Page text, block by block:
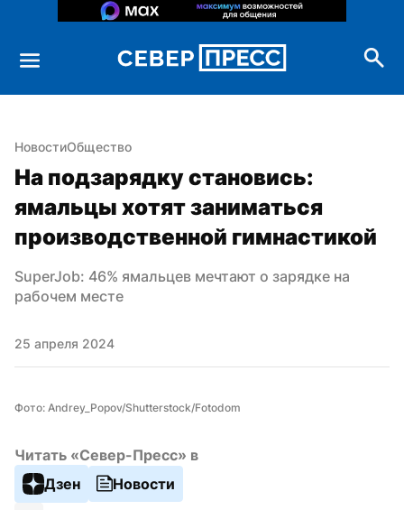
НовостиОбщество
На подзарядку становись:
ямальцы хотят заниматься
производственной гимнастикой
SuperJob: 46% ямальцев мечтают о зарядке на
рабочем месте
25 апреля 2024
Фото: Andrey_Popov/Shutterstock/Fotodom
Читать «Север-Пресс» в
Дзен
Новости